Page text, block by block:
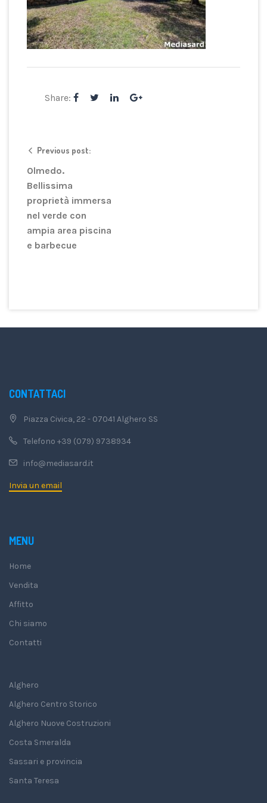
Share:
Previous post:
Olmedo.
Bellissima
proprietà immersa
nel verde con
ampia area piscina
e barbecue
CONTATTACI
Piazza Civica, 22 - 07041 Alghero SS
Telefono +39 (079) 9738934
info@mediasard.it
Invia un email
MENU
Home
Vendita
Affitto
Chi siamo
Contatti
Alghero
Alghero Centro Storico
Alghero Nuove Costruzioni
Costa Smeralda
Sassari e provincia
Santa Teresa